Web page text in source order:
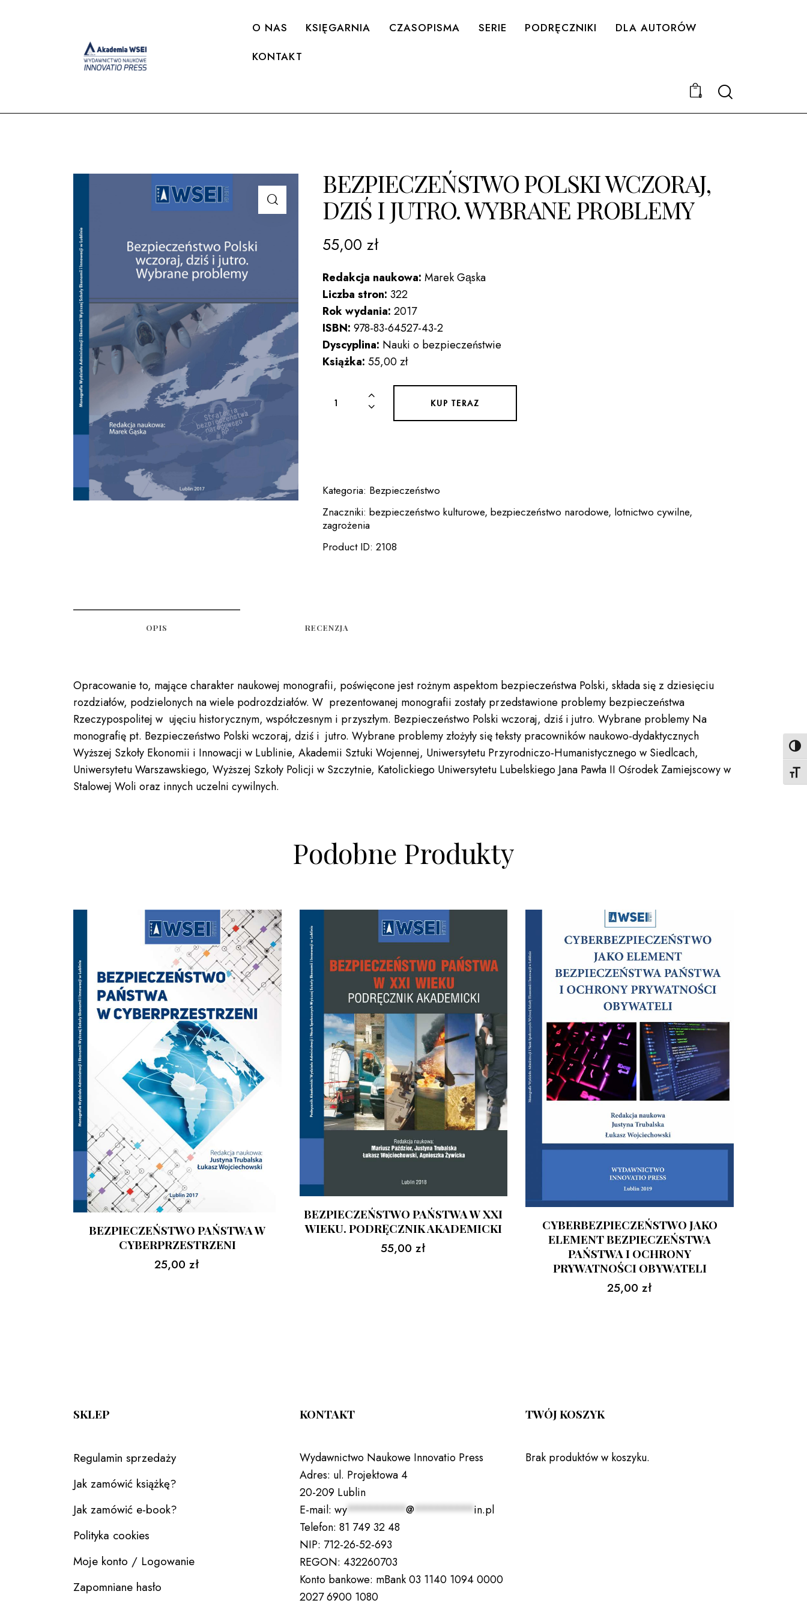
O NAS KSIĘGARNIA CZASOPISMA SERIE PODRĘCZNIKI
DLA AUTORÓW
KONTAKT
0 Search
BEZPIECZEŃSTWO POLSKI WCZORAJ,
DZIŚ I JUTRO. WYBRANE PROBLEMY
55,00zł
Redakcja naukowa: Marek Gąska
Liczba stron: 322
Rok wydania: 2017
ISBN: 978-83-64527-43-2
Dyscyplina: Nauki o bezpieczeństwie
Książka: 55,00 zł
BEZPIECZEŃSTWO
JUTRO.
WYBRANE
PROBLEMY
KUP TERAZ
Kategoria: Bezpieczeństwo
Znaczniki:bezpieczeństwo kulturowe,bezpieczeństwo narodowe, lotnictwo cywilne,
zagrożenia
Product ID:2108
OPIS RECENZJA
Opracowanie to, mające charakter naukowej monografii, poświęcone jest rożnym aspektom bezpieczeństwa Polski, składa się z dziesięciu
rozdziałów, podzielonych na wiele podrozdziałów. W prezentowanej monografii zostały przedstawione problemy bezpieczeństwa
Rzeczypospolitej w ujęciu historycznym, współczesnym i przyszłym. Bezpieczeństwo Polski wczoraj, dziś i jutro. Wybrane problemy Na
monografię pt. Bezpieczeństwo Polski wczoraj, dziś i jutro. Wybrane problemy złożyły się teksty pracowników naukowo-dydaktycznych
Wyższej Szkoły Ekonomii i Innowacji w Lublinie, Akademii Sztuki Wojennej, Uniwersytetu Przyrodniczo-Humanistycznego w Siedlcach,
Uniwersytetu Warszawskiego, Wyższej Szkoły Policji w Szczytnie, Katolickiego Uniwersytetu Lubelskiego Jana Pawła II Ośrodek Zamiejscowy w
Stalowej Woli oraz innych uczelni cywilnych.
Podobne Produkty
BEZPIECZEŃSTWO PAŃSTWA W
CYBERPRZESTRZENI
25,00zł
BEZPIECZEŃSTWO PAŃSTWA W XXI
WIEKU. PODRĘCZNIK AKADEMICKI
55,00 zł
CYBERBEZPIECZEŃSTWO JAKO
ELEMENT BEZPIECZEŃSTWA
PAŃSTWA I OCHRONY
PRYWATNOŚCI OBYWATELI
25,00 zł
SKLEP
Regulamin sprzedaży
Jak zamówić książkę?
Jak zamówić e-book?
Polityka cookies
Moje konto / Logowanie
Zapomniane hasło
KONTAKT
Wydawnictwo Naukowe Innovatio Press
Adres: ul. Projektowa 4
20-209 Lublin
E-mail: wy*********@*********in.pl
Telefon: 81 749 32 48
NIP: 712-26-52-693
REGON: 432260703
Konto bankowe: mBank 03 1140 1094 0000
2027 6900 1080
TWÓJ KOSZYK
Brak produktów w koszyku.